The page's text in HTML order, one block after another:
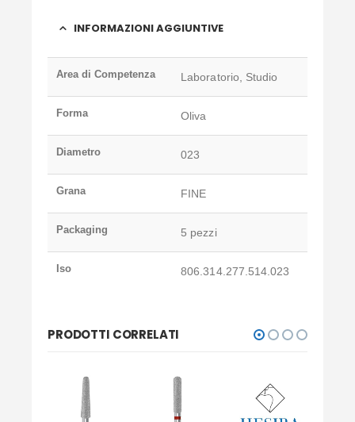
INFORMAZIONI AGGIUNTIVE
Area di Competenza Laboratorio, Studio
Forma Oliva
Diametro 023
Grana FINE
Packaging 5 pezzi
Iso 806.314.277.514.023
PRODOTTI CORRELATI